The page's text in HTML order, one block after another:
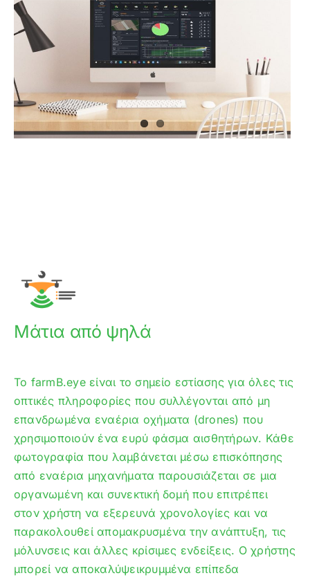
Μάτια από ψηλά
Το farmB.eye είναι το σημείο εστίασης για όλες τις
οπτικές πληροφορίες που συλλέγονται από μη
επανδρωμένα εναέρια οχήματα (drones) που
χρησιμοποιούν ένα ευρύ φάσμα αισθητήρων. Κάθε
φωτογραφία που λαμβάνεται μέσω επισκόπησης
από εναέρια μηχανήματα παρουσιάζεται σε μια
οργανωμένη και συνεκτική δομή που επιτρέπει
στον χρήστη να εξερευνά χρονολογίες και να
παρακολουθεί απομακρυσμένα την ανάπτυξη, τις
μόλυνσεις και άλλες κρίσιμες ενδείξεις. Ο χρήστης
μπορεί να αποκαλύψεικρυμμένα επίπεδα